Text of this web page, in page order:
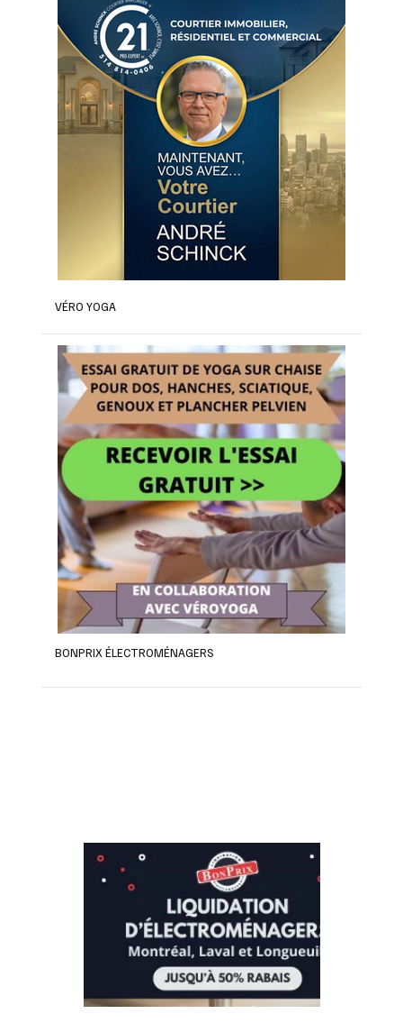
VÉRO YOGA
BONPRIX ÉLECTROMÉNAGERS